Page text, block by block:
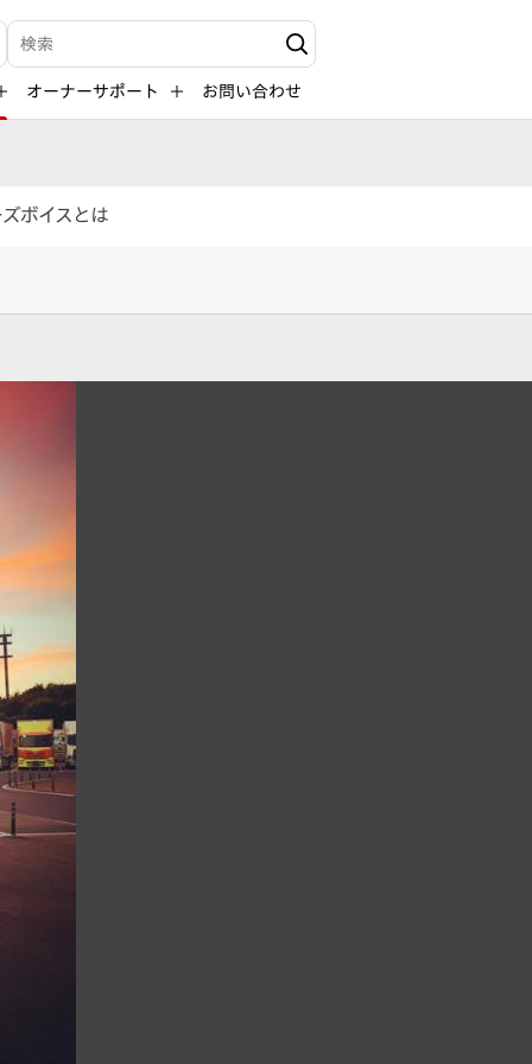
検索キーワード入力
オーナーサポート お問い合わせ
ボイスとは